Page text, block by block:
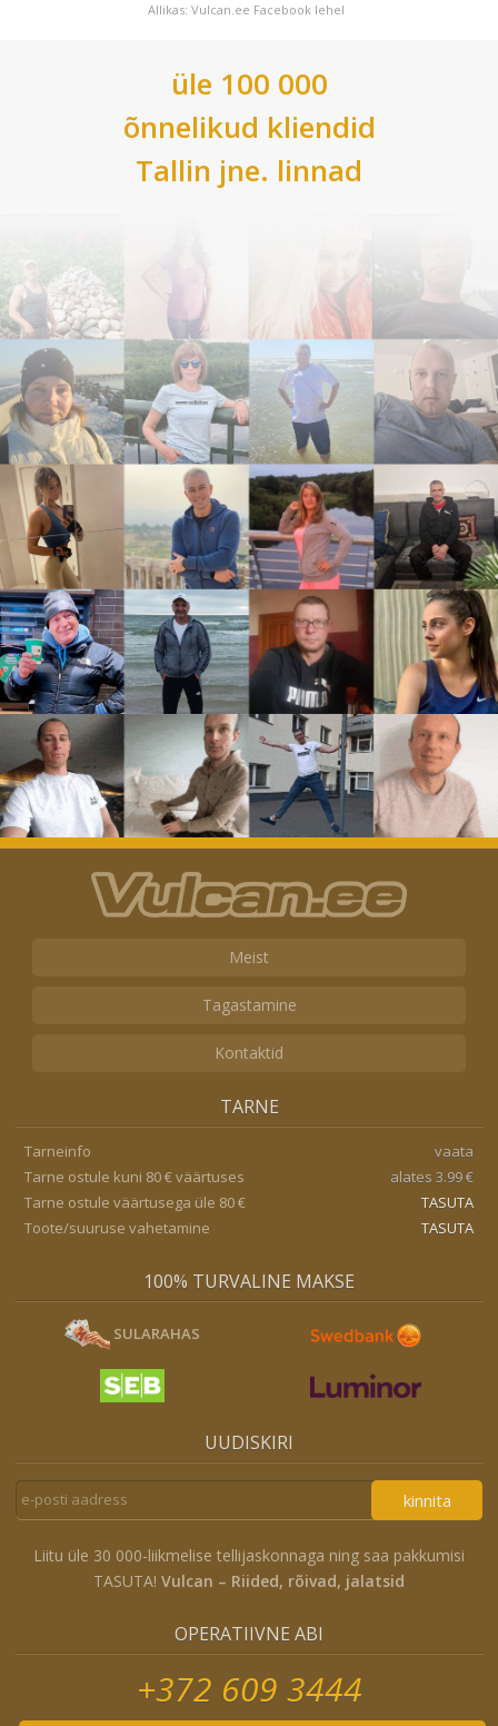
Allikas: Vulcan.ee Facebook lehel
üle 100 000
õnnelikud kliendid
Tallin jne. linnad
Meist
Tagastamine
Kontaktid
TARNE
Tarneinfo
vaata
Tarne ostule kuni 80 € väärtuses
alates 3.99 €
Tarne ostule väärtusega üle 80 €
TASUTA
Toote/suuruse vahetamine
TASUTA
100% TURVALINE MAKSE
SULARAHAS
UUDISKIRI
kinnita
Liitu üle 30 000-liikmelise tellijaskonnaga ning saa pakkumisi
TASUTA! Vulcan – Riided, rõivad, jalatsid
OPERATIIVNE ABI
+372 609 3444